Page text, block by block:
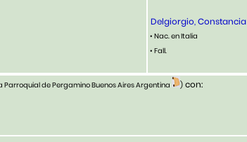
Delgiorgio, Constancia
• Nac. en Italia
• Fall.
Parroquial de Pergamino Buenos Aires Argentina ) con: